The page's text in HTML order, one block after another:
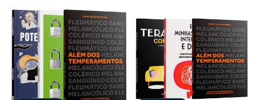
Raizes
da
Alma
|
O
Vício
Raizes
da
Alma
|
O
Vício
de
Quarto
de
Guerra
Livro
+
Devocional
Quarto
de
Guerra
|
Livro
+
Devocional